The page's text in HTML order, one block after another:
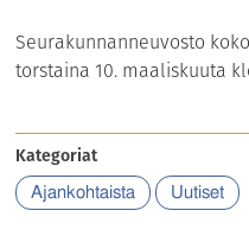
Seurakunnanneuvosto
torstaina 10. maaliskuuta
Kategoriat
Ajankohtaista Uutiset